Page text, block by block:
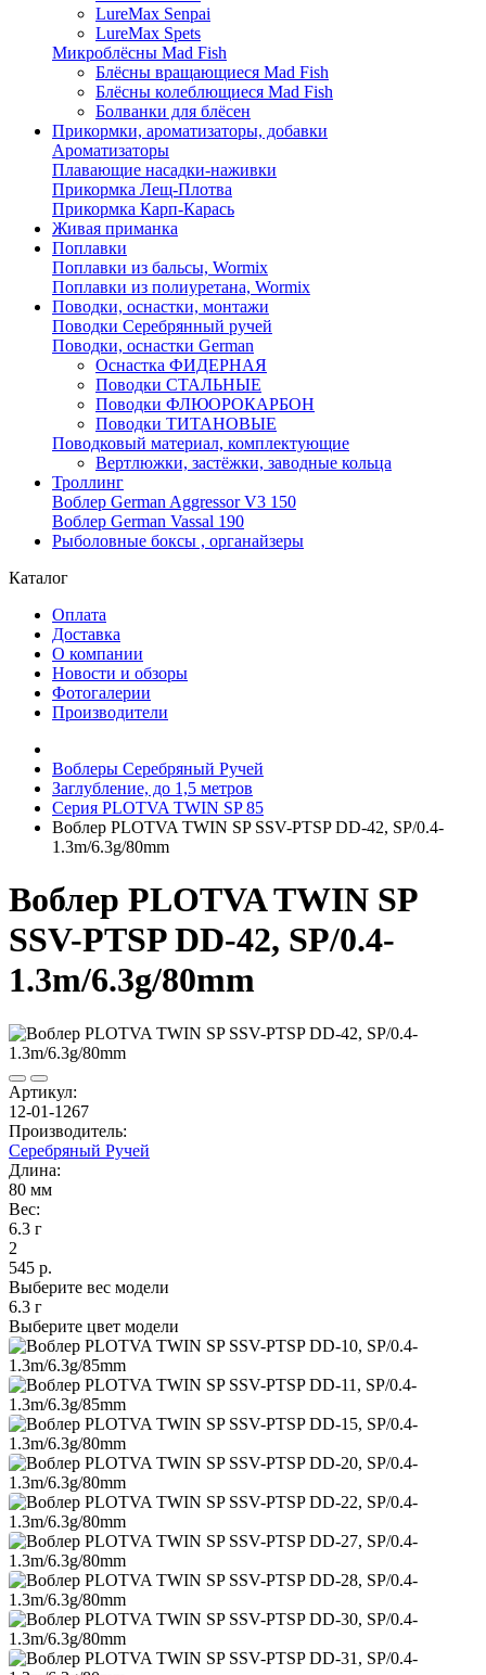
LureMax Senpai
LureMax Spets
Микроблёсны Mad Fish
Блёсны вращающиеся Mad Fish
Блёсны колеблющиеся Mad Fish
Болванки для блёсен
Прикормки, ароматизаторы, добавки
Ароматизаторы
Плавающие насадки-наживки
Прикормка Лещ-Плотва
Прикормка Карп-Карась
Живая приманка
Поплавки
Поплавки из бальсы, Wormix
Поплавки из полиуретана, Wormix
Поводки, оснастки, монтажи
Поводки Серебрянный ручей
Поводки, оснастки German
Оснастка ФИДЕРНАЯ
Поводки СТАЛЬНЫЕ
Поводки ФЛЮОРОКАРБОН
Поводки ТИТАНОВЫЕ
Поводковый материал, комплектующие
Вертлюжки, застёжки, заводные кольца
Троллинг
Воблер German Aggressor V3 150
Воблер German Vassal 190
Рыболовные боксы , органайзеры
Каталог
Оплата
Доставка
О компании
Новости и обзоры
Фотогалерии
Производители
Воблеры Серебряный Ручей
Заглубление, до 1,5 метров
Серия PLOTVA TWIN SP 85
Воблер PLOTVA TWIN SP SSV-PTSP DD-42, SP/0.4-
1.3m/6.3g/80mm
Воблер PLOTVA TWIN SP
SSV-PTSP DD-42, SP/0.4-
1.3m/6.3g/80mm
Артикул:
12-01-1267
Производитель:
Серебряный Ручей
Длина:
80 мм
Вес:
6.3 г
2
545 р.
Выберите вес модели
6.3 г
Выберите цвет модели